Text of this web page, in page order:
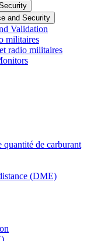
and Security
Validation
militaires
radio militaires
quantité de carburant
(DME)